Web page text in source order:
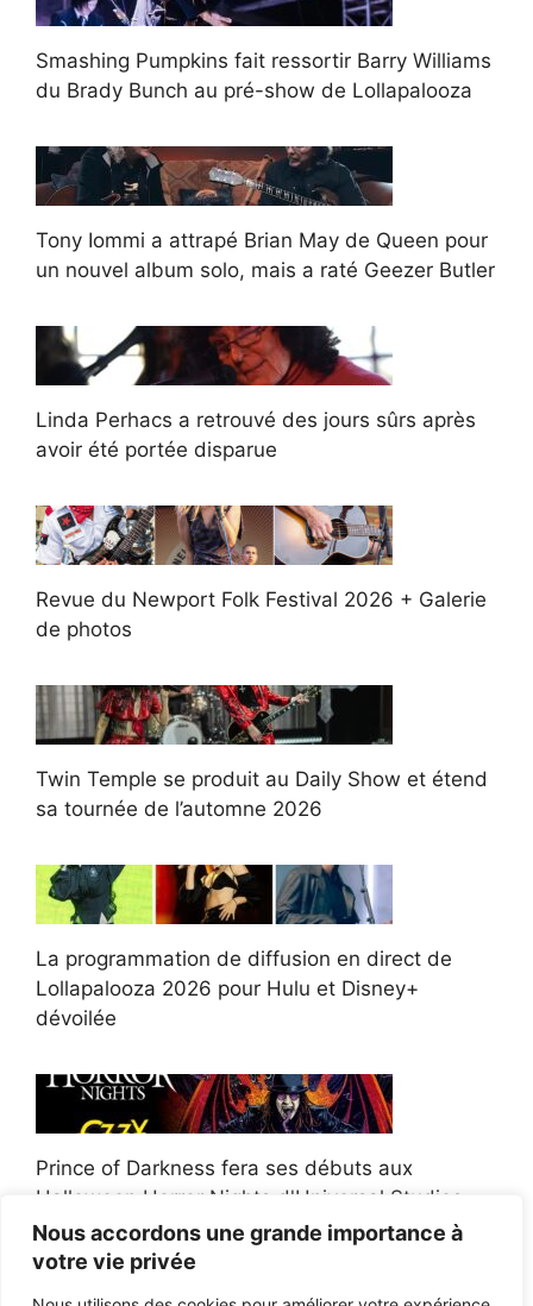
Nous accordons une grande importance à
votre vie privée
Smashing Pumpkins fait ressortir Barry Williams
du Brady Bunch au pré-show de Lollapalooza
Tony Iommi a attrapé Brian May de Queen pour
un nouvel album solo, mais a raté Geezer Butler
Linda Perhacs a retrouvé des jours sûrs après
avoir été portée disparue
Revue du Newport Folk Festival 2026 + Galerie
de photos
Twin Temple se produit au Daily Show et étend
sa tournée de l’automne 2026
La programmation de diffusion en direct de
Lollapalooza 2026 pour Hulu et Disney+
dévoilée
Prince of Darkness fera ses débuts aux
Halloween Horror Nights d'Universal Studios